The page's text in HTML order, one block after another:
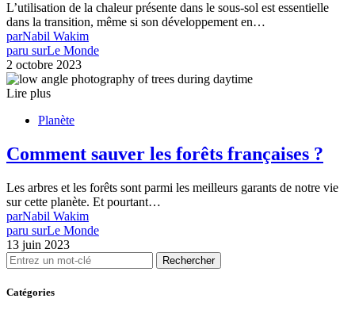
L’utilisation de la chaleur présente dans le sous-sol est essentielle
dans la transition, même si son développement en…
parNabil Wakim
paru surLe Monde
2 octobre 2023
Lire plus
Planète
Comment sauver les forêts françaises ?
Les arbres et les forêts sont parmi les meilleurs garants de notre vie
sur cette planète. Et pourtant…
parNabil Wakim
paru surLe Monde
13 juin 2023
Rechercher
Catégories